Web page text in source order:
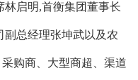
启明,首衡集团董事长
副总经理张坤武以及农
购商、大型商超、渠道